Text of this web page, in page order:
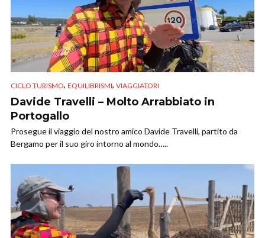
CICLO TURISMO, EQUILIBRISMI, VIAGGIATORI
Davide Travelli – Molto Arrabbiato in
Portogallo
Prosegue il viaggio del nostro amico Davide Travelli, partito da
Bergamo per il suo giro intorno al mondo…..